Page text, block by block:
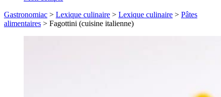
Gastronomiac > Lexique culinaire > Lexique culinaire > Pâtes
alimentaires > Fagottini (cuisine italienne)